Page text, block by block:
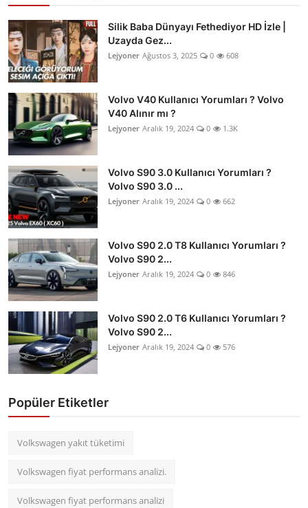
Silik Baba Dünyayı Fethediyor HD İzle |
Uzayda Gez...
Lejyoner Ağustos 3, 2025 0 608
Volvo V40 Kullanıcı Yorumları ? Volvo
V40 Alınır mı ?
Lejyoner Aralık 19, 2024 0 1.3K
Volvo S90 3.0 Kullanıcı Yorumları ?
Volvo S90 3.0 ...
Lejyoner Aralık 19, 2024 0 662
Volvo S90 2.0 T8 Kullanıcı Yorumları ?
Volvo S90 2...
Lejyoner Aralık 19, 2024 0 846
Volvo S90 2.0 T6 Kullanıcı Yorumları ?
Volvo S90 2...
Lejyoner Aralık 19, 2024 0 576
Popüler Etiketler
Volkswagen yakıt tüketimi
Volkswagen fiyat performans analizi.
Volkswagen fiyat performans analizi